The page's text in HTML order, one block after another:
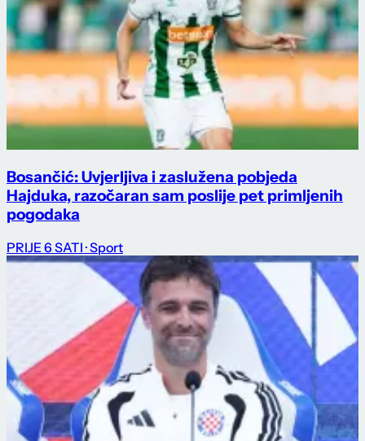
Bosančić: Uvjerljiva i zaslužena pobjeda
Hajduka, razočaran sam poslije pet primljenih
pogodaka
PRIJE 6 SATI · Sport